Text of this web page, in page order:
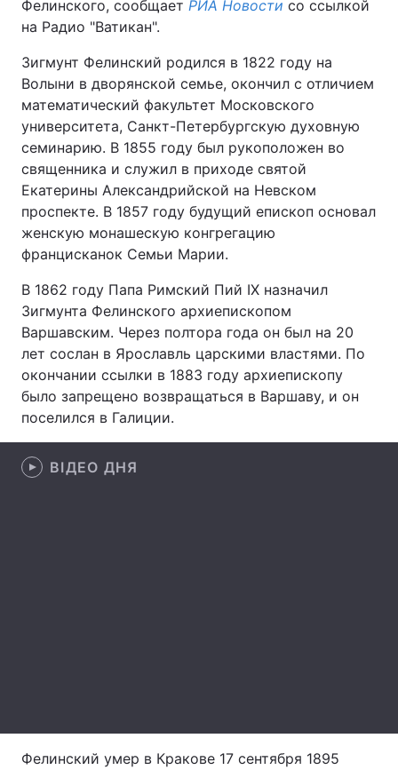
Україна Політика
Економіка Світ
Спорт Наука
Зброя
Архів Вакансії
Фелинского, сообщает РИА Новости со ссылкой
на Радио "Ватикан".
Зигмунт Фелинский родился в 1822 году на
Волыни в дворянской семье, окончил с отличием
математический факультет Московского
университета, Санкт-Петербургскую духовную
семинарию. В 1855 году был рукоположен во
священника и служил в приходе святой
Екатерины Александрийской на Невском
проспекте. В 1857 году будущий епископ основал
женскую монашескую конгрегацию
францисканок Семьи Марии.
В 1862 году Папа Римский Пий IX назначил
Зигмунта Фелинского архиепископом
Варшавским. Через полтора года он был на 20
лет сослан в Ярославль царскими властями. По
окончании ссылки в 1883 году архиепископу
было запрещено возвращаться в Варшаву, и он
поселился в Галиции.
ВІДЕО ДНЯ
Фелинский умер в Кракове 17 сентября 1895